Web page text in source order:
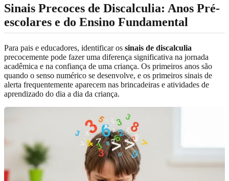
Sinais Precoces de Discalculia: Anos Pré-
escolares e do Ensino Fundamental
Para pais e educadores, identificar os sinais de discalculia
precocemente pode fazer uma diferença significativa na jornada
acadêmica e na confiança de uma criança. Os primeiros anos são
quando o senso numérico se desenvolve, e os primeiros sinais de
alerta frequentemente aparecem nas brincadeiras e atividades de
aprendizado do dia a dia da criança.